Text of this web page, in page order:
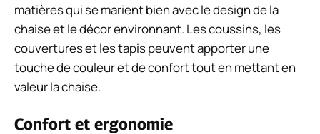
matières qui se marient bien avec le design de la
chaise et le décor environnant. Les coussins, les
couvertures et les tapis peuvent apporter une
touche de couleur et de confort tout en mettant en
valeur la chaise.
Confort et ergonomie